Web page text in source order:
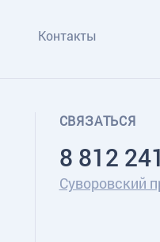
Контакты
СВЯЗАТЬСЯ
8 812
Суворовский